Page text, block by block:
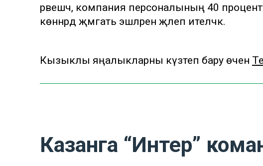
рәвешчә, компания персоналының 40
көннәрдә җәмәгать эшләренә җәлеп ителәчәк.
Кызыклы яңалыкларны күзәтеп бару өчен
Казанга “Интер”